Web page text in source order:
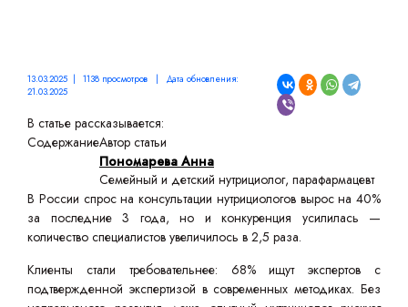
13.03.2025 | 1138 просмотров | Дата обновления:
21.03.2025
В статье рассказывается:
СодержаниеАвтор статьи
Пономарева Анна
Семейный и детский нутрициолог, парафармацевт
В России спрос на консультации нутрициологов вырос на 40%
за последние 3 года, но и конкуренция усилилась —
количество специалистов увеличилось в 2,5 раза.
Клиенты стали требовательнее: 68% ищут экспертов с
подтвержденной экспертизой в современных методиках. Без